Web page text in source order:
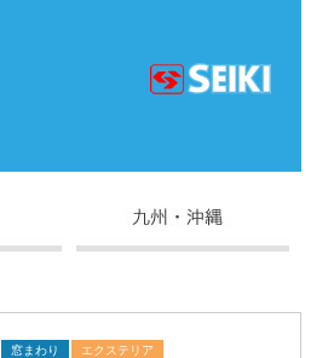
窓まわり エクステリア